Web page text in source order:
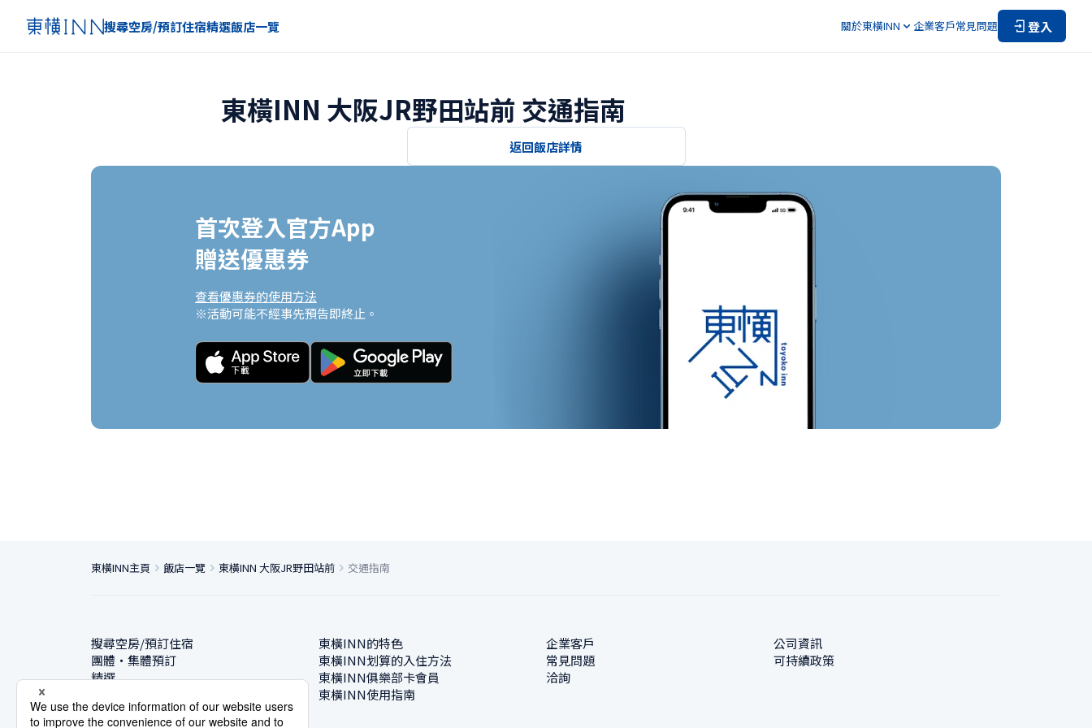
搜尋空房/預訂住宿精選飯店一覽 關於東橫INN 企業客戶常見問題 登入
東橫INN 大阪JR野田站前 交通指南
返回飯店詳情
首次登入官方App
贈送優惠券
查看優惠券的使用方法
※活動可能不經事先預告即終止。
東橫INN主頁 飯店一覽 東橫INN 大阪JR野田站前 交通指南
搜尋空房/預訂住宿
團體・集體預訂
精選
東橫INN的特色
東橫INN划算的入住方法
東橫INN俱樂部卡會員
東橫INN使用指南
企業客戶
常見問題
洽詢
公司資訊
可持續政策